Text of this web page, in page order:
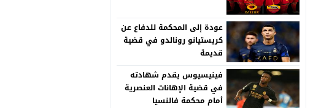
عودة إلى المحكمة للدفاع عن
كريستيانو رونالدو في قضية
قديمة
فينيسيوس يقدم شهادته
في قضية الإهانات العنصرية
أمام محكمة فالنسيا